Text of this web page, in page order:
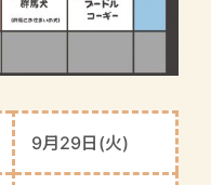
9月29日(火)